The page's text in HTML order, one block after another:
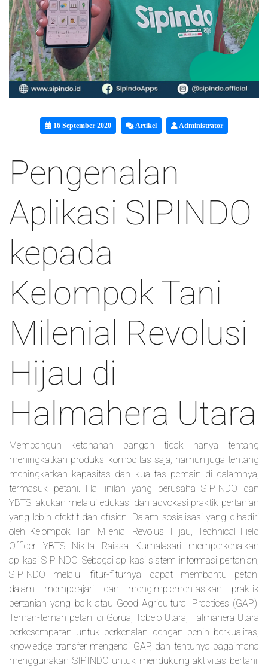
16 September 2020 Artikel Administrator
Pengenalan
Aplikasi SIPINDO
kepada
Kelompok Tani
Milenial Revolusi
Hijau di
Halmahera Utara
Membangun ketahanan pangan tidak hanya tentang
meningkatkan produksi komoditas saja, namun juga tentang
meningkatkan kapasitas dan kualitas pemain di dalamnya,
termasuk petani. Hal inilah yang berusaha SIPINDO dan
YBTS lakukan melalui edukasi dan advokasi praktik pertanian
yang lebih efektif dan efisien. Dalam sosialisasi yang dihadiri
oleh Kelompok Tani Milenial Revolusi Hijau, Technical Field
Officer YBTS Nikita Raissa Kumalasari memperkenalkan
aplikasi SIPINDO. Sebagai aplikasi sistem informasi pertanian,
SIPINDO melalui fitur-fiturnya dapat membantu petani
dalam mempelajari dan mengimplementasikan praktik
pertanian yang baik atau Good Agricultural Practices (GAP).
Teman-teman petani di Gorua, Tobelo Utara, Halmahera Utara
berkesempatan untuk berkenalan dengan benih berkualitas,
knowledge transfer mengenai GAP, dan tentunya bagaimana
menggunakan SIPINDO untuk mendukung aktivitas bertani.